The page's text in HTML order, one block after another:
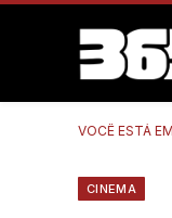
VOCÊ ESTÁ
CINEMA